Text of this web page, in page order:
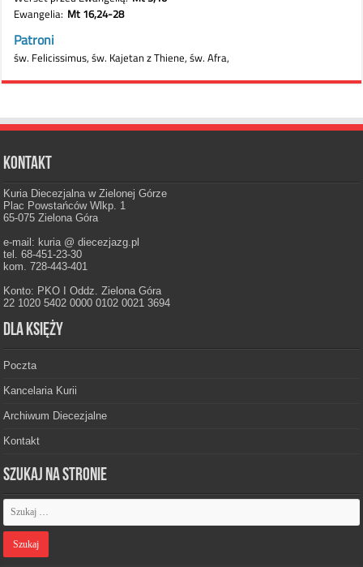
Kontakt
Kuria Diecezjalna w Zielonej Górze
Plac Powstańców Wlkp. 1
65-075 Zielona Góra
e-mail: kuria @ diecezjazg.pl
tel. 68-451-23-30
kom. 728-443-401
Konto: PKO I Oddz. Zielona Góra
22 1020 5402 0000 0102 0021 3694
Dla księży
Poczta
Kancelaria Kurii
Archiwum Diecezjalne
Kontakt
Szukaj na stronie